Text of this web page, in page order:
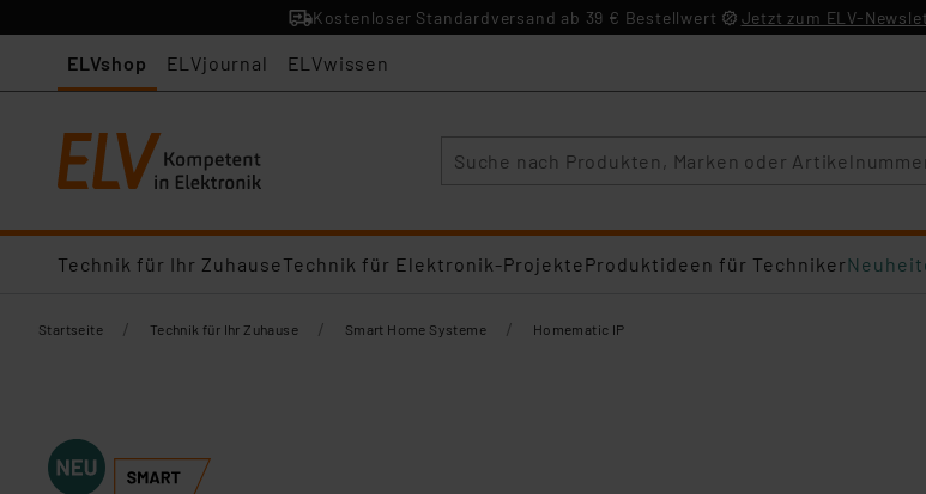
Kostenloser Standardversand ab 39 € Bestellwert Jetzt zum ELV-
ELVshop ELVjournal ELVwissen
Technik für Ihr ZuhauseTechnik für Elektronik-ProjekteProduktideen für Techniker
Startseite / Technik für Ihr Zuhause / Smart Home Systeme / Homematic IP